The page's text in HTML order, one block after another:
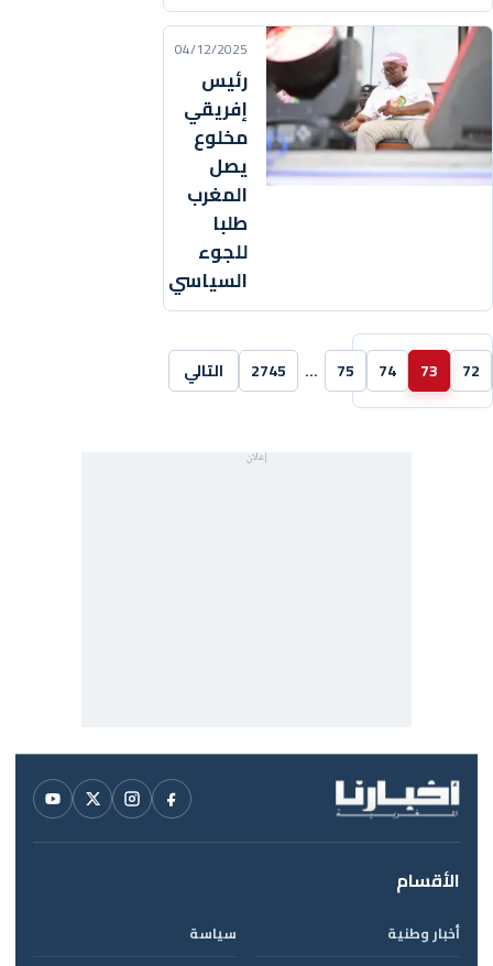
04/12/2025
رئيس
إفريقي
مخلوع
يصل
المغرب
طلبا
للجوء
السياسي
72
73
74
75
…
2745 التالي
الأقسام
أخبار وطنية سياسة